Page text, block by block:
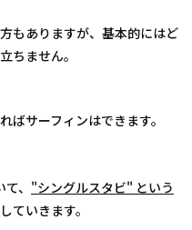
もありますが、基本的にはど
ちません。
ばサーフィンはできます。
、 "シングルスタビ" という
していきます。